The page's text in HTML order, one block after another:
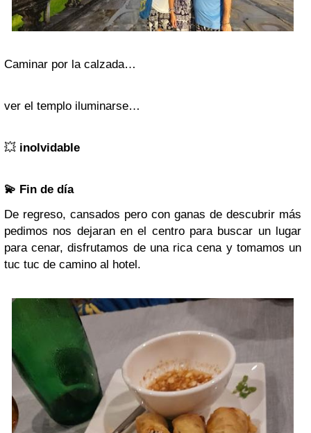
Caminar por la calzada…
ver el templo iluminarse…
💥 inolvidable
💫 Fin de día
De regreso, cansados pero con ganas de descubrir más
pedimos nos dejaran en el centro para buscar un lugar
para cenar, disfrutamos de una rica cena y tomamos un
tuc tuc de camino al hotel.